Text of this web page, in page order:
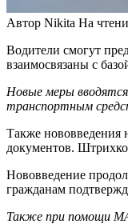
Автор Nikita На
Водители смогут
взаимосвязаны с
Новые меры
транспортным
Также нововведения
документов.
Нововведение
гражданам
Также при помощи